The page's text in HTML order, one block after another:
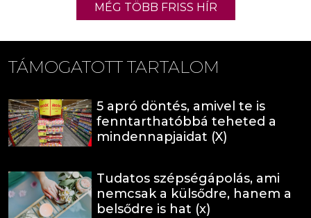
MÉG TÖBB FRISS HÍR
TÁMOGATOTT TARTALOM
5 apró döntés, amivel te is
fenntarthatóbbá teheted a
mindennapjaidat (X)
Tudatos szépségápolás, ami
nemcsak a külsődre, hanem a
belsődre is hat (x)